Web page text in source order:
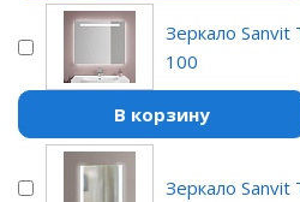
Зеркало Sanvit
100
В корзину
Зеркало Sanvit